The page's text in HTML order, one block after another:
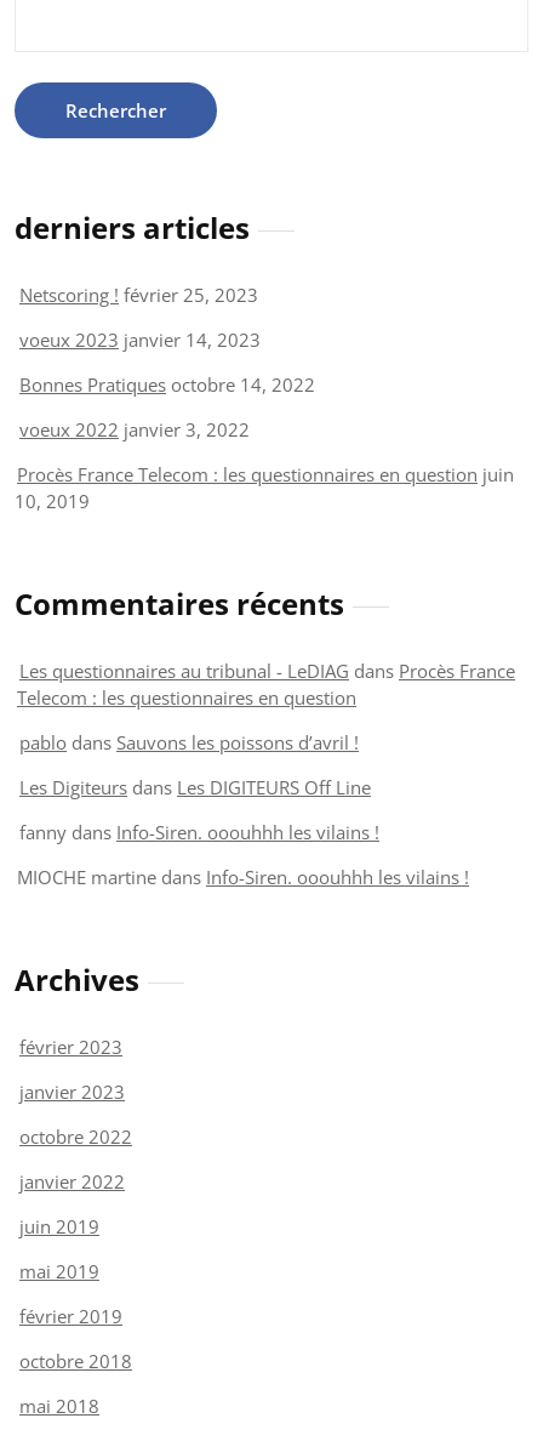
derniers articles
Netscoring ! février 25, 2023
voeux 2023 janvier 14, 2023
Bonnes Pratiques octobre 14, 2022
voeux 2022 janvier 3, 2022
Procès France Telecom : les questionnaires en question juin
10, 2019
Commentaires récents
Les questionnaires au tribunal - LeDIAG dans Procès France
Telecom : les questionnaires en question
pablo dans Sauvons les poissons d’avril !
Les Digiteurs dans Les DIGITEURS Off Line
fanny dans Info-Siren. ooouhhh les vilains !
MIOCHE martine dans Info-Siren. ooouhhh les vilains !
Archives
février 2023
janvier 2023
octobre 2022
janvier 2022
juin 2019
mai 2019
février 2019
octobre 2018
mai 2018